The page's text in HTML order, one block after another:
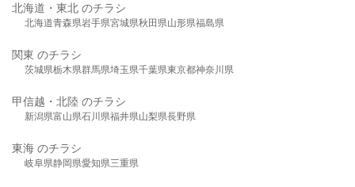
北海道・東北 のチラシ
北海道青森県岩手県宮城県秋田県山形県福島県
関東 のチラシ
茨城県栃木県群馬県埼玉県千葉県東京都神奈川県
甲信越・北陸 のチラシ
新潟県富山県石川県福井県山梨県長野県
東海 のチラシ
岐阜県静岡県愛知県三重県